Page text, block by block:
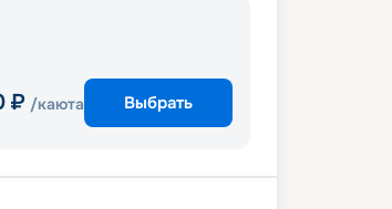
₽ /каюта Выбрать